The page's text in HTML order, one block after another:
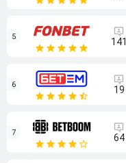
5 141
6 19
7 64